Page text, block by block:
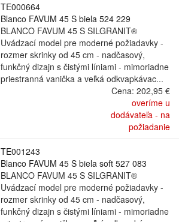
TE000664
Blanco FAVUM 45 S biela 524 229
BLANCO FAVUM 45 S SILGRANIT®
Uvádzací model pre moderné požiadavky -
rozmer skrinky od 45 cm - nadčasový,
funkčný dizajn s čistými líniami - mimoriadne
priestranná vanička a veľká odkvapkávac...
Cena: 202,95 €
overíme u
dodávateľa - na
požiadanie
TE001243
Blanco FAVUM 45 S biela soft 527 083
BLANCO FAVUM 45 S SILGRANIT®
Uvádzací model pre moderné požiadavky -
rozmer skrinky od 45 cm - nadčasový,
funkčný dizajn s čistými líniami - mimoriadne